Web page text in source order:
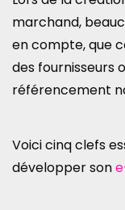
marchand,
en compte, que
des fournisseurs
référencement
Voici cinq clefs
développer son